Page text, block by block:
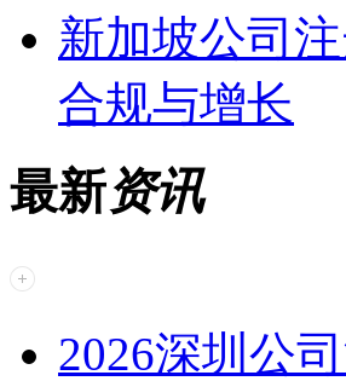
新加坡公司
合规与增长
最新资讯
2026深圳公